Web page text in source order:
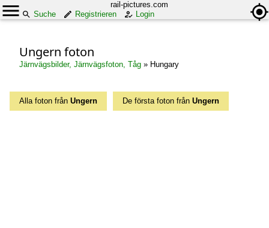
rail-pictures.com
Suche
Registrieren Login
Ungern foton
Järnvägsbilder, Järnvägsfoton, Tåg » Hungary
Alla foton från Ungern De första foton från Ungern